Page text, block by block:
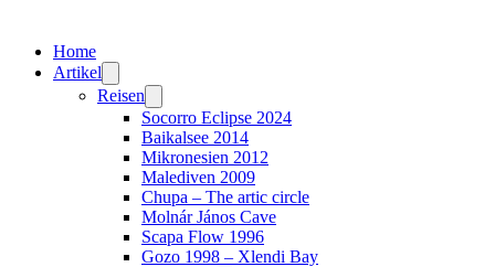
Home
Artikel
Reisen
Socorro Eclipse 2024
Baikalsee 2014
Mikronesien 2012
Malediven 2009
Chupa – The artic circle
Molnár János Cave
Scapa Flow 1996
Gozo 1998 – Xlendi Bay